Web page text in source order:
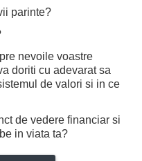
parinte?
nevoile voastre
doriti cu adevarat sa
de valori si in ce
de vedere financiar si
in viata ta?